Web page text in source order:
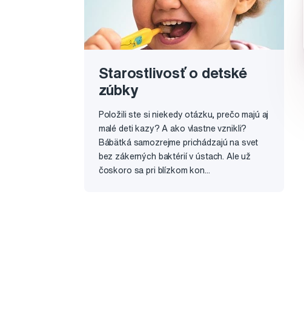
Starostlivosť o detské
zúbky
Položili ste si niekedy otázku, prečo majú aj
malé deti kazy? A ako vlastne vznikli?
Bábätká samozrejme prichádzajú na svet
bez zákerných baktérií v ústach. Ale už
čoskoro sa pri blízkom kon...